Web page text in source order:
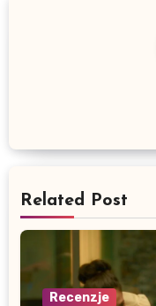
Related Post
Recenzje